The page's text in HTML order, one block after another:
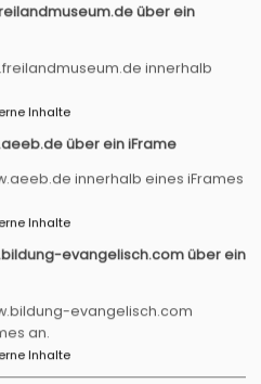
von
final 2.pdf
Fußbereichsmenü
Impressum
Kontakt
über ein
innerhalb
Inhalte
über ein iFrame
innerhalb eines iFrames
Inhalte
evangelisch.com über ein
evangelisch.com
an.
Inhalte